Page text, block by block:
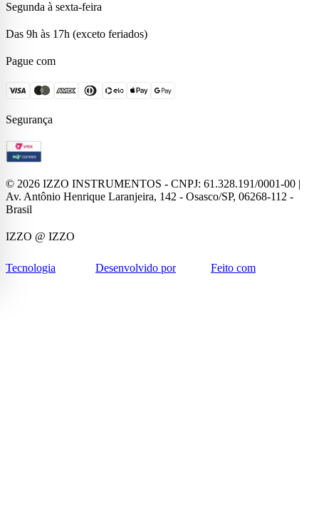
Segunda à sexta-feira
Das 9h às 17h (exceto feriados)
Pague com
Segurança
© 2026 IZZO INSTRUMENTOS - CNPJ: 61.328.191/0001-00 |
Av. Antônio Henrique Laranjeira, 142 - Osasco/SP, 06268-112 -
Brasil
IZZO @ IZZO
Tecnologia Desenvolvido por Feito com